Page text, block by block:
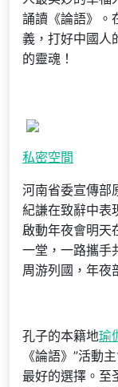
誦讀《論語》。
義，打好中國人
的靈魂！
私密空間
河南省委宣傳部
紀謙在致辭中表
啟動年夜會明天
一堂，一路攜手
周游列國，年夜
孔子的本籍地瑜
《論語》”活動
最好的選擇。至